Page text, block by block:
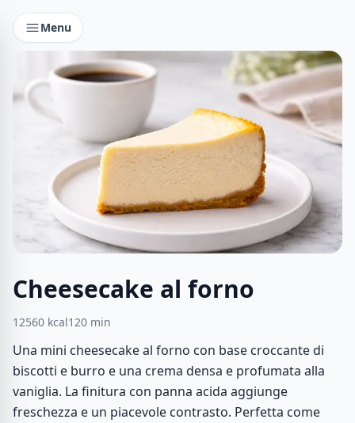
Menu
Cheesecake al forno
12560 kcal120 min
Una mini cheesecake al forno con base croccante di
biscotti e burro e una crema densa e profumata alla
vaniglia. La finitura con panna acida aggiunge
freschezza e un piacevole contrasto. Perfetta come